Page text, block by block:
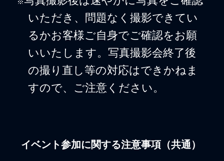
いただき、問題なく撮影できてい
るかお客様ご自身でご確認をお願
いいたします。写真撮影会終了後
の撮り直し等の対応はできかねま
すので、ご注意ください。
イベント参加に関する注意事項（共通）